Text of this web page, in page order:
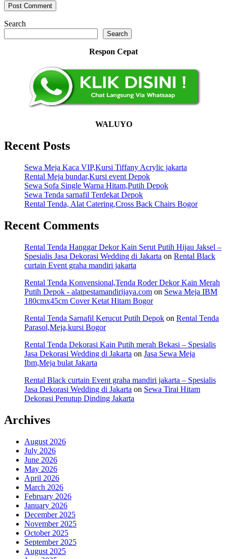
Search
Search
Respon Cepat
WALUYO
Recent Posts
Sewa Meja Kaca VIP,Kursi Tiffany Acrylic jakarta
Rental Meja bundar,Kursi event Depok
Sewa Sofa Single Warna Hitam,Putih Depok
Sewa Tenda sarnafil Terdekat Depok
Rental Tenda, Alat Catering,Cross Back Chairs Bogor
Recent Comments
Rental Tenda Hanggar Dekor Kain Serut Putih Hijau Jaksel –
Spesialis Jasa Dekorasi Wedding di Jakarta on Rental Black
curtain Event graha mandiri jakarta
Rental Tenda Konvensional,Tenda Roder Dekor Kain Merah
Putih Depok - alatpestamandirijaya.com on Sewa Meja IBM
180cmx45cm Cover Ketat Hitam Bogor
Rental Tenda Sarnafil Kerucut Putih Depok on Rental Tenda
Parasol,Meja,kursi Bogor
Rental Tenda Dekorasi Kain Putih merah Bekasi – Spesialis
Jasa Dekorasi Wedding di Jakarta on Jasa Sewa Meja
Ibm,Meja bulat Jakarta
Rental Black curtain Event graha mandiri jakarta – Spesialis
Jasa Dekorasi Wedding di Jakarta on Sewa Tirai Hitam
Dekorasi Penutup Dinding Jakarta
Archives
August 2026
July 2026
June 2026
May 2026
April 2026
March 2026
February 2026
January 2026
December 2025
November 2025
October 2025
September 2025
August 2025